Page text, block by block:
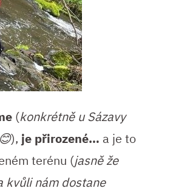
(konkrétně u Sázavy
), je přirozené… a je to
terénu (jasně že
kvůli nám dostane